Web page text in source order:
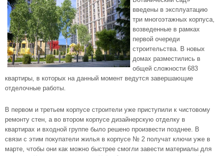
введены в эксплуатацию
три многоэтажных корпуса,
возведенные в рамках
первой очереди
строительства. В новых
домах разместились в
общей сложности 683
квартиры, в которых на данный момент ведутся завершающие
отделочные работы.
В первом и третьем корпусе строители уже приступили к чистовому
ремонту стен, а во втором корпусе дизайнерскую отделку в
квартирах и входной группе было решено произвести позднее. В
связи с этим покупатели жилья в корпусе № 2 получат ключи уже в
марте, чтобы они как можно быстрее смогли завести материалы для